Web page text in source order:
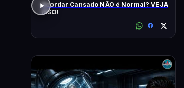
Acordar Cansado NÃO é Normal? VEJA
ISSO!